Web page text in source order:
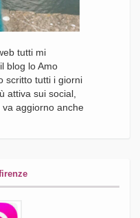
tutti mi
blog lo Amo
scritto tutti i giorni
attiva sui social,
aggiorno anche